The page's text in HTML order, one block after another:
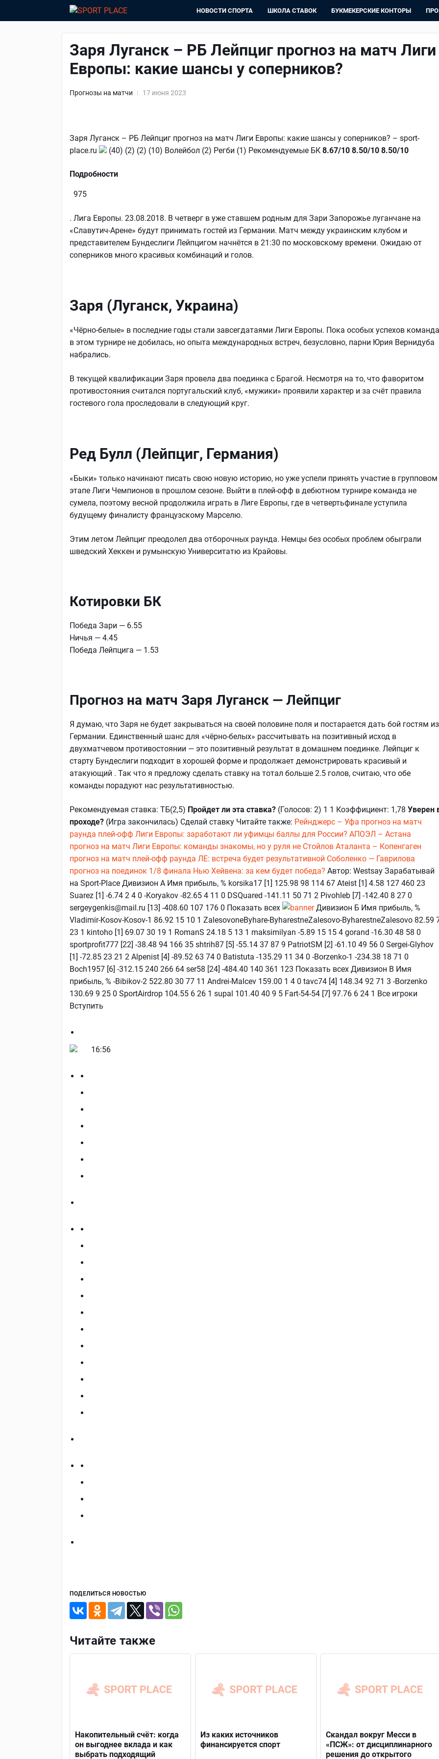
НОВОСТИ СПОРТА ШКОЛА СТАВОК БУКМЕКЕРСКИЕ КОНТОРЫ
Заря Луганск – РБ Лейпциг прогноз на матч Лиги
Европы: какие шансы у соперников?
Прогнозы на матчи 17 июня 2023
Заря Луганск – РБ Лейпциг прогноз на матч Лиги Европы: какие шансы у соперников? – sport-
place.ru
(40) (2) (2) (10) Волейбол (2) Регби (1) Рекомендуемые БК 8.67/10 8.50/10 8.50/10
Подробности
975
. Лига Европы. 23.08.2018. В четверг в уже ставшем родным для Зари Запорожье луганчане на
«Славутич-Арене» будут принимать гостей из Германии. Матч между украинским клубом и
представителем Бундеслиги Лейпцигом начнётся в 21:30 по московскому времени. Ожидаю от
соперников много красивых комбинаций и голов.
Заря (Луганск, Украина)
«Чёрно-белые» в последние годы стали завсегдатаями Лиги Европы. Пока особых успехов команда
в этом турнире не добилась, но опыта международных встреч, безусловно, парни Юрия Вернидуба
набрались.
В текущей квалификации Заря провела два поединка с Брагой. Несмотря на то, что фаворитом
противостояния считался португальский клуб, «мужики» проявили характер и за счёт правила
гостевого гола проследовали в следующий круг.
Ред Булл (Лейпциг, Германия)
«Быки» только начинают писать свою новую историю, но уже успели принять участие в групповом
этапе Лиги Чемпионов в прошлом сезоне. Выйти в плей-офф в дебютном турнире команда не
сумела, поэтому весной продолжила играть в Лиге Европы, где в четвертьфинале уступила
будущему финалисту французскому Марселю.
Этим летом Лейпциг преодолел два отборочных раунда. Немцы без особых проблем обыграли
шведский Хеккен и румынскую Университатю из Крайовы.
Котировки БК
Победа Зари — 6.55
Ничья — 4.45
Победа Лейпцига — 1.53
Прогноз на матч Заря Луганск — Лейпциг
Я думаю, что Заря не будет закрываться на своей половине поля и постарается дать бой гостям из
Германии. Единственный шанс для «чёрно-белых» рассчитывать на позитивный исход в
двухматчевом противостоянии — это позитивный результат в домашнем поединке. Лейпциг к
старту Бундеслиги подходит в хорошей форме и продолжает демонстрировать красивый и
атакующий . Так что я предложу сделать ставку на тотал больше 2.5 голов, считаю, что обе
команды порадуют нас результативностью.
Рекомендуемая ставка: ТБ(2,5) Пройдет ли эта ставка? (Голосов: 2) 1 1 Коэффициент: 1,78 Уверен
проходе? (Игра закончилась) Сделай ставку Читайте также: Рейнджерс – Уфа прогноз на матч
раунда плей-офф Лиги Европы: заработают ли уфимцы баллы для России? АПОЭЛ – Астана
прогноз на матч Лиги Европы: команды знакомы, но у руля не Стойлов Аталанта – Копенгаген
прогноз на матч плей-офф раунда ЛЕ: встреча будет результативной Соболенко — Гаврилова
прогноз на поединок 1/8 финала Нью Хейвена: за кем будет победа? Автор: Westsay Зарабатывай
на Sport-Place Дивизион А Имя прибыль, % korsika17 [1] 125.98 98 114 67 Ateist [1] 4.58 127 460 23
Suarez [1] -6.74 2 4 0 -Koryakov -82.65 4 11 0 DSQuared -141.11 50 71 2 Pivohleb [7] -142.40 8 27 0
sergeygenkis@mail.ru [13] -408.60 107 176 0 Показать всех
Дивизион Б Имя прибыль, %
Vladimir-Kosov-Kosov-1 86.92 15 10 1 ZalesovoneByhare-ByharestneZalesovo-ByharestneZalesovo 82.59
23 1 kintoho [1] 69.07 30 19 1 RomanS 24.18 5 13 1 maksimilyan -5.89 15 15 4 gorand -16.30 48 58 0
sportprofit777 [22] -38.48 94 166 35 shtrih87 [5] -55.14 37 87 9 PatriotSM [2] -61.10 49 56 0 Sergei-Glyhov
[1] -72.85 23 21 2 Alpenist [4] -89.52 63 74 0 Batistuta -135.29 11 34 0 -Borzenko-1 -234.38 18 71 0
Boch1957 [6] -312.15 240 266 64 ser58 [24] -484.40 140 361 123 Показать всех Дивизион В Имя
прибыль, % -Bibikov-2 522.80 30 77 11 Andrei-Malcev 159.00 1 4 0 tavc74 [4] 148.34 92 71 3 -Borzenko
130.69 9 25 0 SportAirdrop 104.55 6 26 1 supal 101.40 40 9 5 Fart-54-54 [7] 97.76 6 24 1 Все игроки
Вступить
16:56
ПОДЕЛИТЬСЯ НОВОСТЬЮ
Читайте также
Накопительный счёт: когда
он выгоднее вклада и как
выбрать подходящий
Из каких источников
финансируется спорт
Скандал вокруг Месси в
«ПСЖ»: от дисциплинарного
решения до открытого